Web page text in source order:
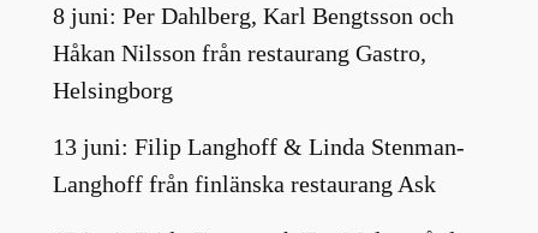
8 juni: Per Dahlberg, Karl Bengtsson och
Håkan Nilsson från restaurang Gastro,
Helsingborg
13 juni: Filip Langhoff & Linda Stenman-
Langhoff från finlänska restaurang Ask